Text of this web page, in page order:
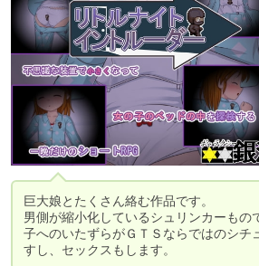
巨大娘とたくさん絡む作品です。
男側が縮小化しているシュリンカーもの
子へのいたずらがＧＴＳならではのシチ
すし、セックスもします。